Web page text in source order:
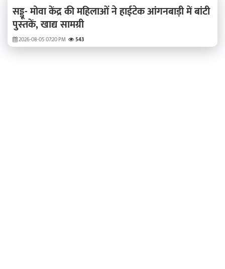
सड्डू- मोवा केंद्र की महिलाओं ने हाईटेक आंगनबाड़ी में बांटी
पुस्‍तकें, खाद्य सामग्री
2026-08-05 07:20 PM 543